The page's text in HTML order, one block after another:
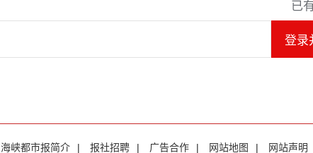
已
登录
海峡都市报简介 | 报社招聘 | 广告合作 | 网站地图 | 网站声明